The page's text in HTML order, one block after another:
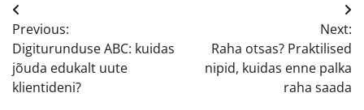
Navigeerimine
Previous:
Digiturunduse ABC: kuidas
jõuda edukalt uute
klientideni?
Next:
Raha otsas? Praktilised
nipid, kuidas enne palka
raha saada